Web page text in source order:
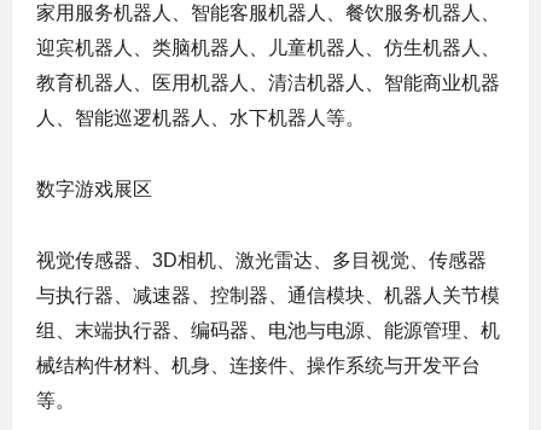
家用服务机器人、智能客服机器人、餐饮服务机器人、
迎宾机器人、类脑机器人、儿童机器人、仿生机器人、
教育机器人、医用机器人、清洁机器人、智能商业机器
人、智能巡逻机器人、水下机器人等。
数字游戏展区
视觉传感器、3D相机、激光雷达、多目视觉、传感器
与执行器、减速器、控制器、通信模块、机器人关节模
组、末端执行器、编码器、电池与电源、能源管理、机
械结构件材料、机身、连接件、操作系统与开发平台
等。